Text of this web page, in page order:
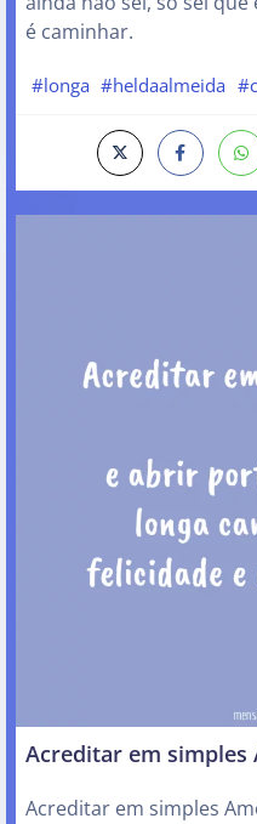
é caminhar.
#longa #heldaalmeida
Acreditar em simples
Acreditar em simples